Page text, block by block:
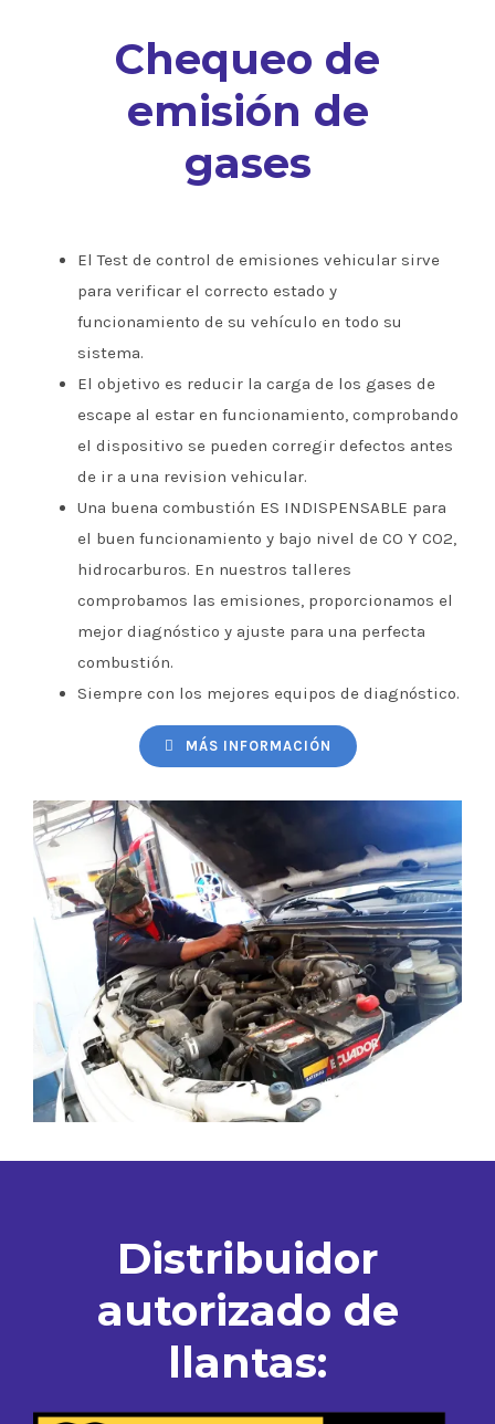
Chequeo de
emisión de
gases
El Test de control de emisiones vehicular sirve
para verificar el correcto estado y
funcionamiento de su vehículo en todo su
sistema.
El objetivo es reducir la carga de los gases de
escape al estar en funcionamiento, comprobando
el dispositivo se pueden corregir defectos antes
de ir a una revision vehicular.
Una buena combustión ES INDISPENSABLE para
el buen funcionamiento y bajo nivel de CO Y CO2,
hidrocarburos. En nuestros talleres
comprobamos las emisiones, proporcionamos el
mejor diagnóstico y ajuste para una perfecta
combustión.
Siempre con los mejores equipos de diagnóstico.
MÁS INFORMACIÓN
Distribuidor
autorizado de
llantas: